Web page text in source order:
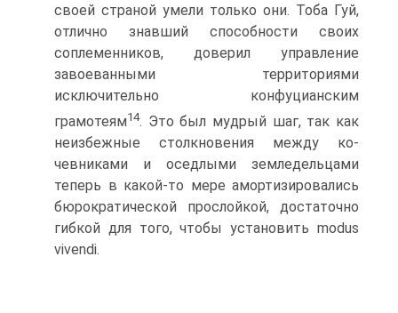
своей страной уме­ли только они. Тоба Гуй,
отлично знавший способности своих
соплеменников, доверил управление
завоеванными террито­риями
исключительно конфуцианским
грамотеям14. Это был мудрый шаг, так как
неизбежные столкновения между ко­
чевниками и оседлыми земледельцами
теперь в какой-то мере амортизировались
бюрократической прослойкой, достаточно
гибкой для того, чтобы установить modus
vivendi.